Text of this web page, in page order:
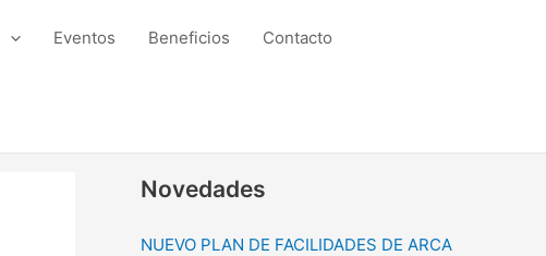
Eventos Beneficios Contacto
Novedades
NUEVO PLAN DE FACILIDADES DE ARCA